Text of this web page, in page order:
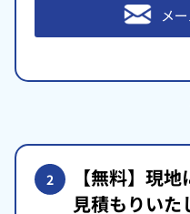
メ
2 【無料】現地
見積もりいた